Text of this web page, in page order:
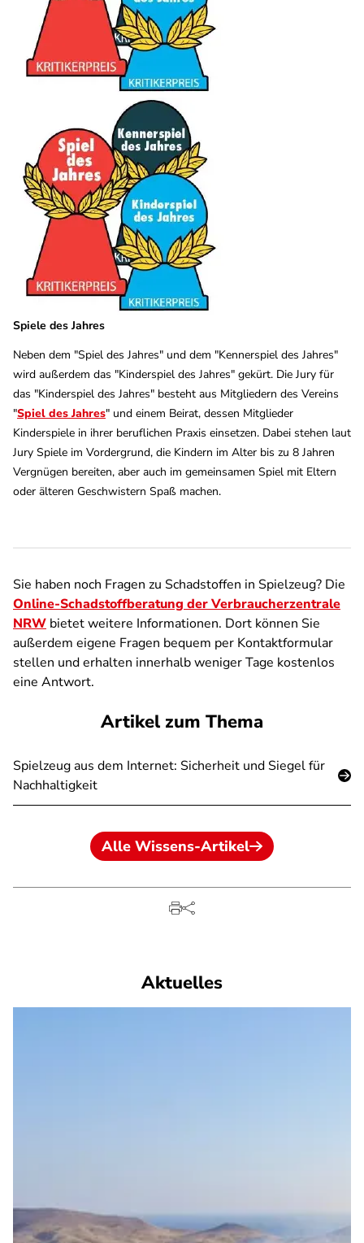
Spiele des Jahres
Neben dem "Spiel des Jahres" und dem "Kennerspiel des Jahres"
wird außerdem das "Kinderspiel des Jahres" gekürt. Die Jury für
das "Kinderspiel des Jahres" besteht aus Mitgliedern des Vereins
"Spiel des Jahres" und einem Beirat, dessen Mitglieder
Kinderspiele in ihrer beruflichen Praxis einsetzen. Dabei stehen laut
Jury Spiele im Vordergrund, die Kindern im Alter bis zu 8 Jahren
Vergnügen bereiten, aber auch im gemeinsamen Spiel mit Eltern
oder älteren Geschwistern Spaß machen.
Sie haben noch Fragen zu Schadstoffen in Spielzeug? Die
Online-Schadstoffberatung der Verbraucherzentrale
NRW bietet weitere Informationen. Dort können Sie
außerdem eigene Fragen bequem per Kontaktformular
stellen und erhalten innerhalb weniger Tage kostenlos
eine Antwort.
Artikel zum Thema
Spielzeug aus dem Internet: Sicherheit und Siegel für
Nachhaltigkeit
Alle Wissens-Artikel
Aktuelles